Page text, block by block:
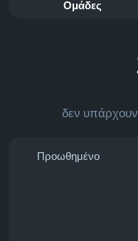
Ομάδες
δεν
Προωθημένο